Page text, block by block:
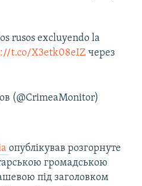
rusos excluyendo la
t.co/X3etk08eIZ через
(@CrimeaMonitor)
опублікував розгорнуте
громадською
під заголовком